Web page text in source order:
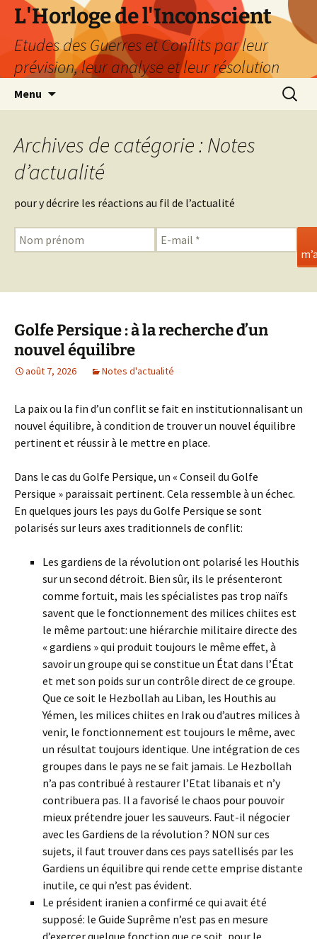
Aller
contenu
L'Horloge de l'Inconscient
Etudes des Guerres et Conflits par leur
prévision, leur analyse et leur résolution
Menu
Archives de catégorie : Notes
d’actualité
pour y décrire les réactions au fil de l’actualité
Golfe Persique : à la recherche d’un
nouvel équilibre
août 7, 2026 Notes d'actualité
La paix ou la fin d’un conflit se fait en institutionnalisant un
nouvel équilibre, à condition de trouver un nouvel équilibre
pertinent et réussir à le mettre en place.
Dans le cas du Golfe Persique, un « Conseil du Golfe
Persique » paraissait pertinent. Cela ressemble à un échec.
En quelques jours les pays du Golfe Persique se sont
polarisés sur leurs axes traditionnels de conflit:
Les gardiens de la révolution ont polarisé les Houthis
sur un second détroit. Bien sûr, ils le présenteront
comme fortuit, mais les spécialistes pas trop naïfs
savent que le fonctionnement des milices chiites est
le même partout: une hiérarchie militaire directe des
« gardiens » qui produit toujours le même effet, à
savoir un groupe qui se constitue un État dans l’État
et met son poids sur un contrôle direct de ce groupe.
Que ce soit le Hezbollah au Liban, les Houthis au
Yémen, les milices chiites en Irak ou d’autres milices à
venir, le fonctionnement est toujours le même, avec
un résultat toujours identique. Une intégration de ces
groupes dans le pays ne se fait jamais. Le Hezbollah
n’a pas contribué à restaurer l’Etat libanais et n’y
contribuera pas. Il a favorisé le chaos pour pouvoir
mieux prétendre jouer les sauveurs. Faut-il négocier
avec les Gardiens de la révolution ? NON sur ces
sujets, il faut trouver dans ces pays satellisés par les
Gardiens un équilibre qui rende cette emprise distante
inutile, ce qui n’est pas évident.
Le président iranien a confirmé ce qui avait été
supposé: le Guide Suprême n’est pas en mesure
d’exercer quelque fonction que ce soit, pour le